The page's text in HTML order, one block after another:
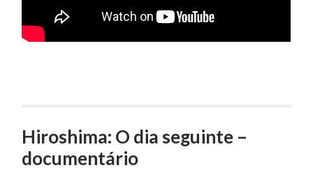
Hiroshima: O dia seguinte –
documentário